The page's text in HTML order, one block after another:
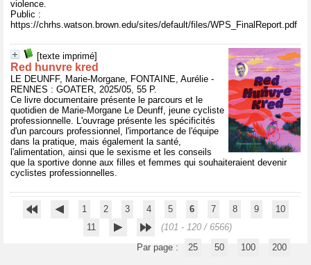
violence.
Public :
https://chrhs.watson.brown.edu/sites/default/files/WPS_FinalReport.pdf
[texte imprimé]
Red hunvre kred
LE DEUNFF, Marie-Morgane, FONTAINE, Aurélie -
RENNES : GOATER, 2025/05, 55 P.
Ce livre documentaire présente le parcours et le
quotidien de Marie-Morgane Le Deunff, jeune cycliste
professionnelle. L'ouvrage présente les spécificités
d'un parcours professionnel, l'importance de l'équipe
dans la pratique, mais également la santé,
l'alimentation, ainsi que le sexisme et les conseils
que la sportive donne aux filles et femmes qui souhaiteraient devenir
cyclistes professionnelles.
1 2 3 4 5 6 7 8 9
10
11
(101 - 120 / 6566)
Par page :
25 50 100 200